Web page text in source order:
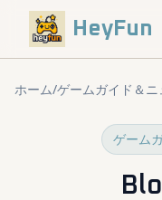
HeyFun
ホーム/ゲームガイド＆ニ
ゲーム